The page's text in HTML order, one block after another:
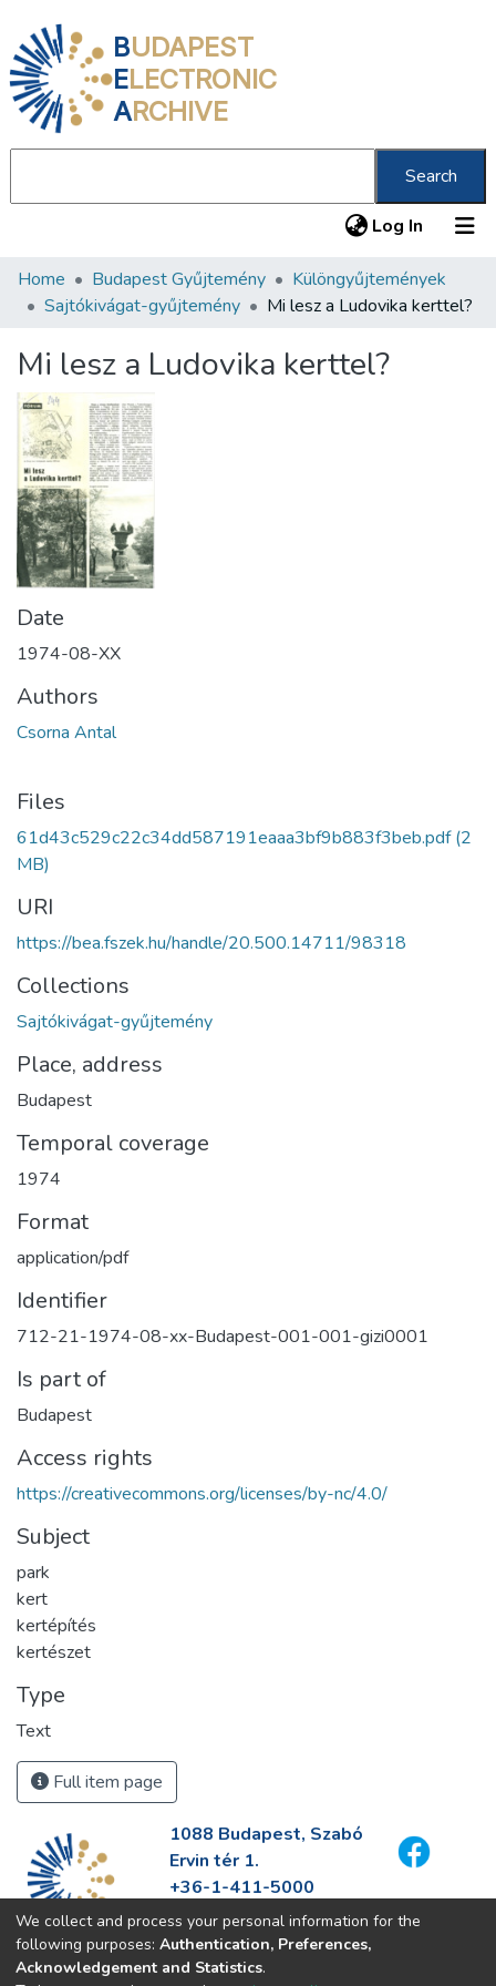
BUDAPEST
ELECTRONIC
ARCHIVE
Search
Log In (current)
Communities & Collections
Statistics
About us
Home Budapest Gyűjtemény
Különgyűjtemények
Sajtókivágat-gyűjtemény
Mi lesz a Ludovika kerttel?
Mi lesz a Ludovika kerttel?
Date
1974-08-XX
Authors
Csorna Antal
Files
61d43c529c22c34dd587191eaaa3bf9b883f3beb.pdf(2
MB)
URI
https://bea.fszek.hu/handle/20.500.14711/98318
Collections
Sajtókivágat-gyűjtemény
Place, address
Budapest
Temporal coverage
1974
Format
application/pdf
Identifier
712-21-1974-08-xx-Budapest-001-001-gizi0001
Is part of
Budapest
Access rights
https://creativecommons.org/licenses/by-nc/4.0/
Subject
park
kert
kertépítés
kertészet
Type
Text
Full item page
1088 Budapest, Szabó
Ervin tér 1.
+36-1-411-5000
info@fszek.hu
https://fszek.hu
We collect and process your personal information for the
following purposes: Authentication, Preferences,
Acknowledgement and Statistics.